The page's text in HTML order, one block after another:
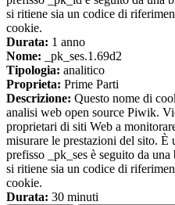
si ritiene sia un codice di
cookie.
Durata: 1 anno
Nome: _pk_ses.1.69d2
Tipologia: analitico
Proprieta: Prime Parti
Descrizione: Questo nome di
analisi web open source Piwik.
proprietari di siti Web a
misurare le prestazioni del sito.
prefisso _pk_ses è seguito da
si ritiene sia un codice di
cookie.
Durata: 30 minuti